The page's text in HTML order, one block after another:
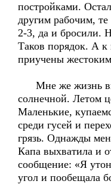
постройками.
другим рабочим,
2-3, да и бросили.
Таков порядок. А
приучены
Мне же жизнь
солнечной. Летом
Маленькие,
среди гусей и
грязь. Однажды
Капа выхватила и
сообщение: «Я
угол и пообещала